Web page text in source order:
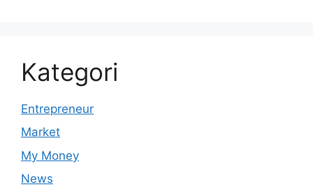
Kategori
Entrepreneur
Market
My Money
News